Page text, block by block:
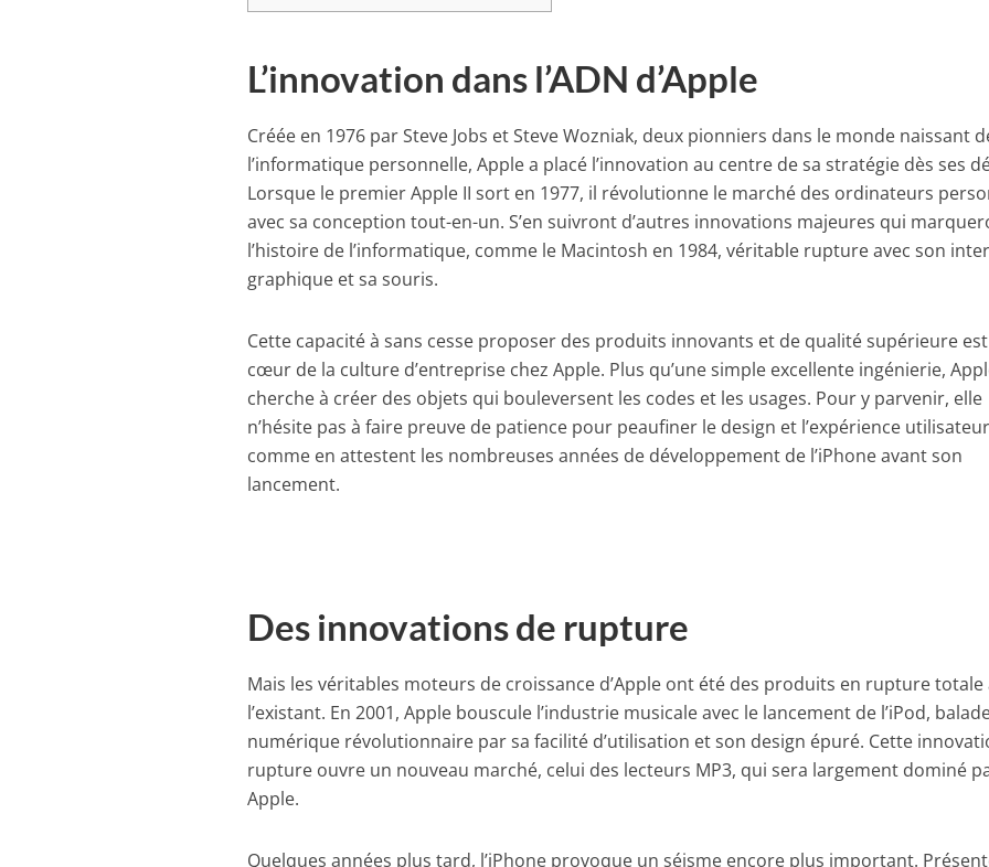
L’innovation dans l’ADN d’Apple
Créée en 1976 par Steve Jobs et Steve Wozniak, deux pionniers dans le monde naissant
l’informatique personnelle, Apple a placé l’innovation au centre de sa stratégie dès ses
Lorsque le premier Apple II sort en 1977, il révolutionne le marché des ordinateurs
avec sa conception tout-en-un. S’en suivront d’autres innovations majeures qui
l’histoire de l’informatique, comme le Macintosh en 1984, véritable rupture avec son
graphique et sa souris.
Cette capacité à sans cesse proposer des produits innovants et de qualité supérieure
cœur de la culture d’entreprise chez Apple. Plus qu’une simple excellente ingénierie,
cherche à créer des objets qui bouleversent les codes et les usages. Pour y parvenir, elle
n’hésite pas à faire preuve de patience pour peaufiner le design et l’expérience
comme en attestent les nombreuses années de développement de l’iPhone avant son
lancement.
Des innovations de rupture
Mais les véritables moteurs de croissance d’Apple ont été des produits en rupture totale
l’existant. En 2001, Apple bouscule l’industrie musicale avec le lancement de l’iPod,
numérique révolutionnaire par sa facilité d’utilisation et son design épuré. Cette
rupture ouvre un nouveau marché, celui des lecteurs MP3, qui sera largement dominé
Apple.
Quelques années plus tard, l’iPhone provoque un séisme encore plus important.